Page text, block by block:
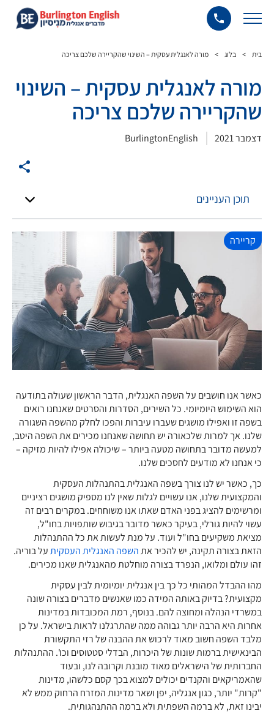
בית > בלוג > מורה לאנגלית עסקית – השינוי שהקריירה שלכם צריכה
מורה לאנגלית עסקית – השינוי
שהקריירה שלכם צריכה
דצמבר 2021 BurlingtonEnglish
תוכן העניינים
קריירה
כאשר אנו חושבים על השפה האנגלית, הדבר הראשון שעולה בתודעה
הוא השימוש היומיומי. כל השירים, הסדרות והסרטים שאנחנו רואים
בשפה זו ואפילו מושגים שעברו עיברות והפכו לחלק מהשפה השגורה
שלנו. אך למרות שלכאורה יש תחושה שאנחנו מכירים את השפה היטב,
למעשה מדובר בתחושה מטעה ביותר – שיכולה אפילו להיות מזיקה –
כי אנחנו לא מודעים לחסכים שלנו.
כך, כאשר יש לנו צורך בשפה האנגלית בהתנהלות העסקית
והמקצועית שלנו, אנו עשויים לגלות שאין לנו מספיק מושגים רציניים
ומרשימים להציג בפני האדם שאתו אנו משוחחים. במקרים רבים זה
עשוי להיות גורלי, בעיקר כאשר מדובר בגיבוש שותפויות בחו"ל,
מציאת משקיעים בחו"ל ועוד. על מנת לעשות את כל ההתנהלות
הזאת בצורה תקינה, יש להכיר אתהשפה האנגלית העסקיתעל בוריה.
זהו עולם ומלואו, הנפרד בצורה מוחלטת מהאנגלית שאנו מכירים.
מהו ההבדל המהותי כל כך בין אנגלית יומיומית לבין עסקית
מקצועית? בדיוק באותה המידה כמו שאנשים מדברים בצורה שונה
במשרדי הנהלה ומחוצה להם. בנוסף, רמת המכובדות במדינות
אחרות היא הרבה יותר גבוהה ממה שהתרגלנו לראות בישראל. על כן
מלבד השפה חשוב מאוד לרכוש את ההבנה של רזי התקשורת
הבינאישית ברמות שונות של היכרות, הבדלי סטטוסים וכו'. ההתנהלות
החברותית של הישראלים מאוד מובנת וקרובה לנו, ובעוד
שהאמריקאים והקנדים יכולים למצוא בכך קסם כלשהו, מדינות
"קרות" יותר, כגון אנגליה, יפן ושאר מדינות המזרח הרחוק ממש לא
יבינו זאת, לא ברמה השפתית ולא ברמה ההתנהגותית.